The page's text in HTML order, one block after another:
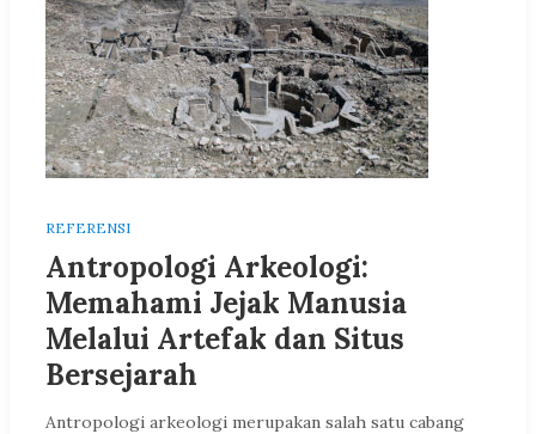
REFERENSI
Antropologi Arkeologi:
Memahami Jejak Manusia
Melalui Artefak dan Situs
Bersejarah
Antropologi arkeologi merupakan salah satu cabang